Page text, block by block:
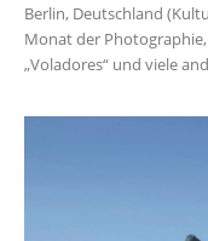
Berlin, Deutschland
Monat der
„Voladores“ und viele